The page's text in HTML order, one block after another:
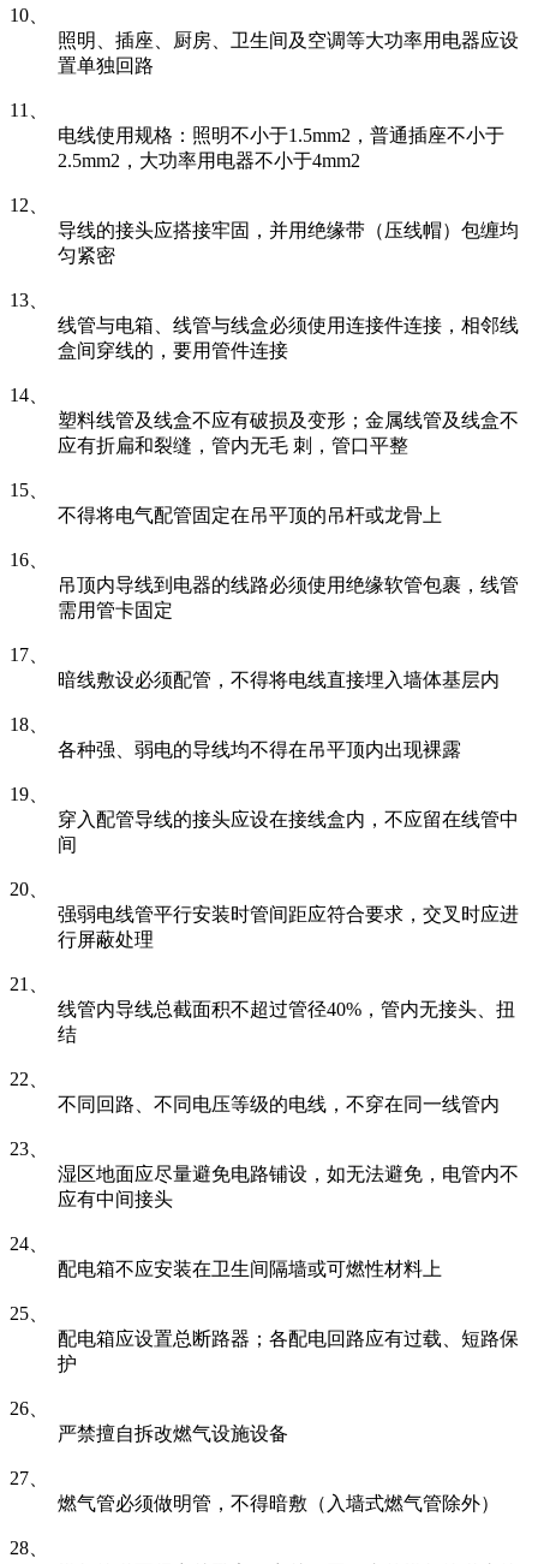
10、
照明、插座、厨房、卫生间及空调等大功率用电器应设
置单独回路
11、
电线使用规格：照明不小于1.5mm2，普通插座不小于
2.5mm2，大功率用电器不小于4mm2
12、
导线的接头应搭接牢固，并用绝缘带（压线帽）包缠均
匀紧密
13、
线管与电箱、线管与线盒必须使用连接件连接，相邻线
盒间穿线的，要用管件连接
14、
塑料线管及线盒不应有破损及变形；金属线管及线盒不
应有折扁和裂缝，管内无毛 刺，管口平整
15、
不得将电气配管固定在吊平顶的吊杆或龙骨上
16、
吊顶内导线到电器的线路必须使用绝缘软管包裹，线管
需用管卡固定
17、
暗线敷设必须配管，不得将电线直接埋入墙体基层内
18、
各种强、弱电的导线均不得在吊平顶内出现裸露
19、
穿入配管导线的接头应设在接线盒内，不应留在线管中
间
20、
强弱电线管平行安装时管间距应符合要求，交叉时应进
行屏蔽处理
21、
线管内导线总截面积不超过管径40%，管内无接头、扭
结
22、
不同回路、不同电压等级的电线，不穿在同一线管内
23、
湿区地面应尽量避免电路铺设，如无法避免，电管内不
应有中间接头
24、
配电箱不应安装在卫生间隔墙或可燃性材料上
25、
配电箱应设置总断路器；各配电回路应有过载、短路保
护
26、
严禁擅自拆改燃气设施设备
27、
燃气管必须做明管，不得暗敷（入墙式燃气管除外）
28、